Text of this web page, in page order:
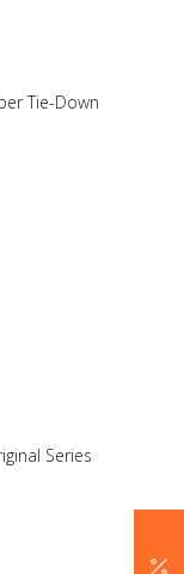
Tie-Down
Series